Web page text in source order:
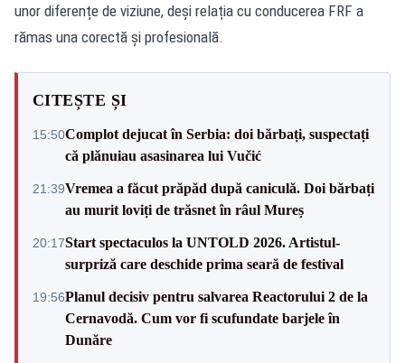
unor diferențe de viziune, deși relația cu conducerea FRF a
rămas una corectă și profesională.
CITEȘTE ȘI
15:50Complot dejucat în Serbia: doi bărbați, suspectați
că plănuiau asasinarea lui Vučić
21:39Vremea a făcut prăpăd după caniculă. Doi bărbați
au murit loviți de trăsnet în râul Mureș
20:17Start spectaculos la UNTOLD 2026. Artistul-
surpriză care deschide prima seară de festival
19:56Planul decisiv pentru salvarea Reactorului 2 de la
Cernavodă. Cum vor fi scufundate barjele în
Dunăre